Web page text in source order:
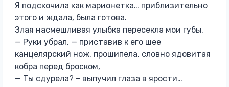
Я подскочила как марионетка… приблизительно
этого и ждала, была готова.
Злая насмешливая улыбка пересекла мои губы.
— Руки убрал, — приставив к его шее
канцелярский нож, прошипела, словно ядовитая
кобра перед броском,
— Ты сдурела? – выпучил глаза в ярости…